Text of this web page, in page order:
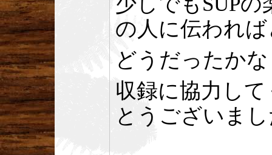
の人に伝われ
どうだったか
収録に協力し
とうございま